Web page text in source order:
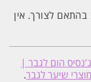
לצורך. אין
ג'נסיס הום לגבר |
מוצרי שיער לגבר.